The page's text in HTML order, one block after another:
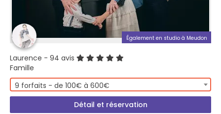
Également en studio à Meudon
Laurence - 94 avis
Famille
9 forfaits - de 100€ à 600€
Détail et réservation